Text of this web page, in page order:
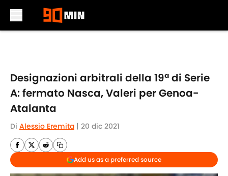
Designazioni arbitrali della 19ª di Serie
A: fermato Nasca, Valeri per Genoa-
Atalanta
Di Alessio Eremita | 20 dic 2021
Add us as a preferred source